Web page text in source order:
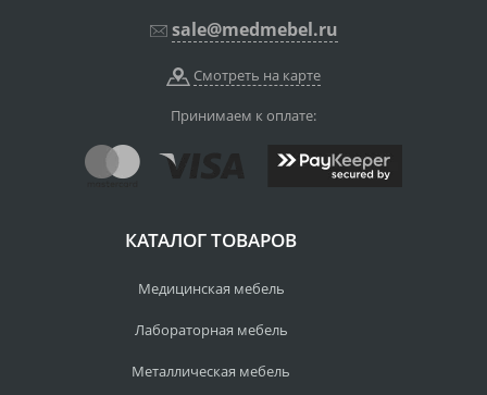
sale@medmebel.ru
Смотреть на карте
Принимаем к оплате:
КАТАЛОГ ТОВАРОВ
Медицинская мебель
Лабораторная мебель
Металлическая мебель